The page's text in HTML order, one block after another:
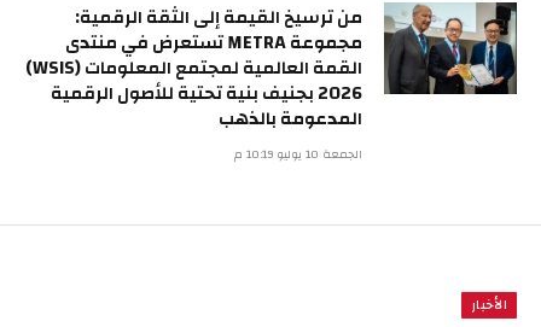
من ترسيخ القيمة إلى الثقة الرقمية:
مجموعة METRA تستعرض في منتدى
القمة العالمية لمجتمع المعلومات (WSIS)
2026 بجنيف بنية تحتية للأصول الرقمية
المدعومة بالذهب
الجمعة 10 يوليو 10:19 م
الأخبار